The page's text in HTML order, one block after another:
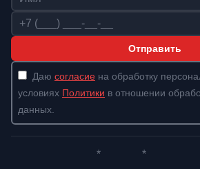
Телефон
Отправить
Даю согласие на обработку
условиях Политики в отношении
данных.
* *